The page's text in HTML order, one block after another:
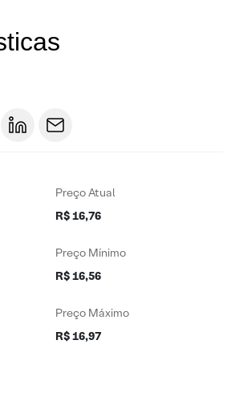
Preço Atual
R$ 16,76
Preço Mínimo
R$ 16,56
Preço Máximo
R$ 16,97